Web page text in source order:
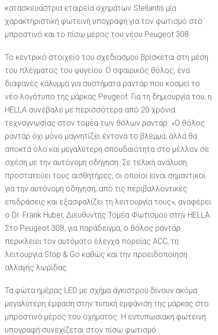
κατασκευάστρια εταιρεία οχημάτων Stellantis μία
χαρακτηριστική φωτεινή υπογραφή για τον φωτισμό στο
μπροστινό και το πίσω μέρος του νέου Peugeot 308.
Το κεντρικό στοιχείο του σχεδιασμού βρίσκεται στη μέση
του πλέγματος του ψυγείου: Ο σφαιρικός θόλος, ένα
διαφανές κάλυμμα για συστήματα ραντάρ που κοσμεί το
νέο λογότυπο της μάρκας Peugeot. Για τη δημιουργία του, η
HELLA συνέβαλε με περισσότερα από 20 χρόνια
τεχνογνωσίας στον τομέα των θόλων ραντάρ. «Ο θόλος
ραντάρ όχι μόνο μαγνητίζει έντονα το βλέμμα, αλλά θα
αποκτά όλο και μεγαλύτερη σπουδαιότητα στο μέλλον σε
σχέση με την αυτόνομη οδήγηση. Σε τελική ανάλυση
προστατεύει τους αισθητήρες, οι οποίοι είναι σημαντικοί
για την αυτόνομη οδήγηση, από τις περιβαλλοντικές
επιδράσεις και εξασφαλίζει τη λειτουργία τους», αναφέρει
ο Dr. Frank Huber, Διευθυντής Τομέα Φωτισμού στην HELLA.
Στο Peugeot 308, για παράδειγμα, ο θόλος ραντάρ
περικλείει τον αυτόματο έλεγχο πορείας ACC, τη
λειτουργία Stop & Go καθώς και την προειδοποίηση
αλλαγής λωρίδας.
Τα φώτα ημέρας LED με σχήμα άγκιστρου δίνουν ακόμα
μεγαλύτερη έμφαση στην τυπική εμφάνιση της μάρκας στο
μπροστινό μέρος του οχήματος. Η εντυπωσιακή φωτεινή
υπογραφή συνεχίζεται στον πίσω φωτισμό.